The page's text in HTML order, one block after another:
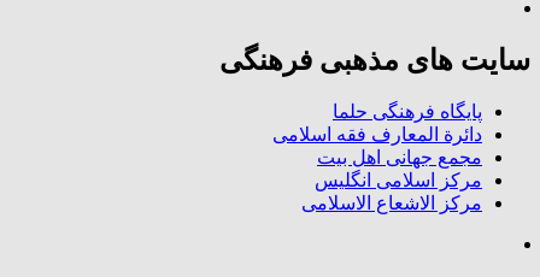
سایت های مذهبی فرهنگی
پایگاه فرهنگی حلما
دائرة المعارف فقه اسلامی
مجمع جهانی اهل بیت
مرکز اسلامی انگلیس
مرکز الاشعاع الاسلامی